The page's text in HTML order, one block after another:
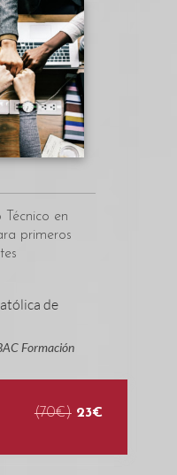
Técnico en
primeros
Formación
(70€) 23€